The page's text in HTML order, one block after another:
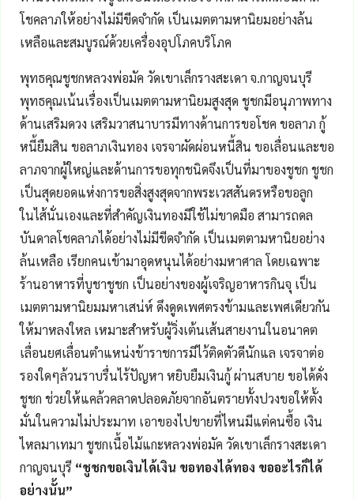
โชคลาภให้อย่างไม่มีขีดจำกัด เป็นเมตตามหานิยมอย่างล้น
เหลือและสมบูรณ์ด้วยเครื่องอุปโภคบริโภค
พุทธคุณชูชกหลวงพ่อมัค วัดเขาเล็กรางสะเดา จ.กาญจนบุรี
พุทธคุณเน้นเรื่องเป็นเมตตามหานิยมสูงสุด ชูชกมีอนุภาพทาง
ด้านเสริมดวง เสริมวาสนาบารมีทางด้านการขอโชค ขอลาภ กู้
หนี้ยืมสิน ขอลาภเงินทอง เจรจาผัดผ่อนหนี้สิน ขอเลื่อนและขอ
ลาภจากผู้ใหญ่และด้านการขอทุกชนิดจึงเป็นที่มาของชูชก ชูชก
เป็นสุดยอดแห่งการขอสิ่งสูงสุดจากพระเวสสันดรหรือขอลูก
ในไส้นั่นเองและที่สำคัญเงินทองมีใช้ไม่ขาดมือ สามารถดล
บันดาลโชคลาภได้อย่างไม่มีขีดจำกัด เป็นเมตตามหานิยอย่าง
ล้นเหลือ เรียกคนเข้ามาอุดหนุนได้อย่างมหาศาล โดยเฉพาะ
ร้านอาหารที่บูชาชูชก เป็นอย่างของผู้เจริญอาหารกินจุ เป็น
เมตตามหานิยมมหาเสน่ห์ ดึงดูดเพศตรงข้ามและเพศเดียวกัน
ให้มาหลงใหล เหมาะสำหรับผู้วิ่งเต้นเส้นสายงานในอนาคต
เลื่อนยศเลื่อนตำแหน่งข้าราชการมีไว้ติดตัวดีนักแล เจรจาต่อ
รองใดๆล้วนราบรื่นไร้ปัญหา หยิบยืมเงินกู้ ผ่านสบาย ขอได้ดั่ง
ชูชก ช่วยให้แคล้วคลาดปลอดภัยจากอันตรายทั้งปวงขอให้ตั้ง
มั่นในความไม่ประมาท เอาของไปขายที่ไหนมีแต่คนซื้อ เงิน
ไหลมาเทมา ชูชกเนื้อไม้แกะหลวงพ่อมัค วัดเขาเล็กรางสะเดา
กาญจนบุรี “ชูชกขอเงินได้เงิน ขอทองได้ทอง ขออะไรก็ได้
อย่างนั้น”